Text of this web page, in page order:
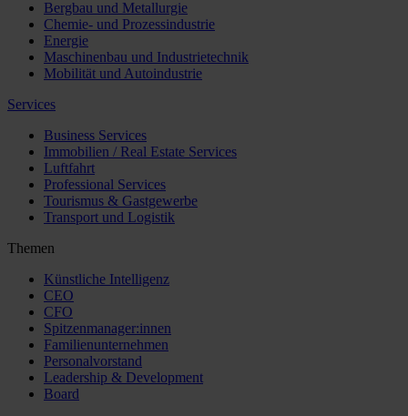
Bergbau und Metallurgie
Chemie- und Prozessindustrie
Energie
Maschinenbau und Industrietechnik
Mobilität und Autoindustrie
Services
Business Services
Immobilien / Real Estate Services
Luftfahrt
Professional Services
Tourismus & Gastgewerbe
Transport und Logistik
Themen
Künstliche Intelligenz
CEO
CFO
Spitzenmanager:innen
Familienunternehmen
Personalvorstand
Leadership & Development
Board